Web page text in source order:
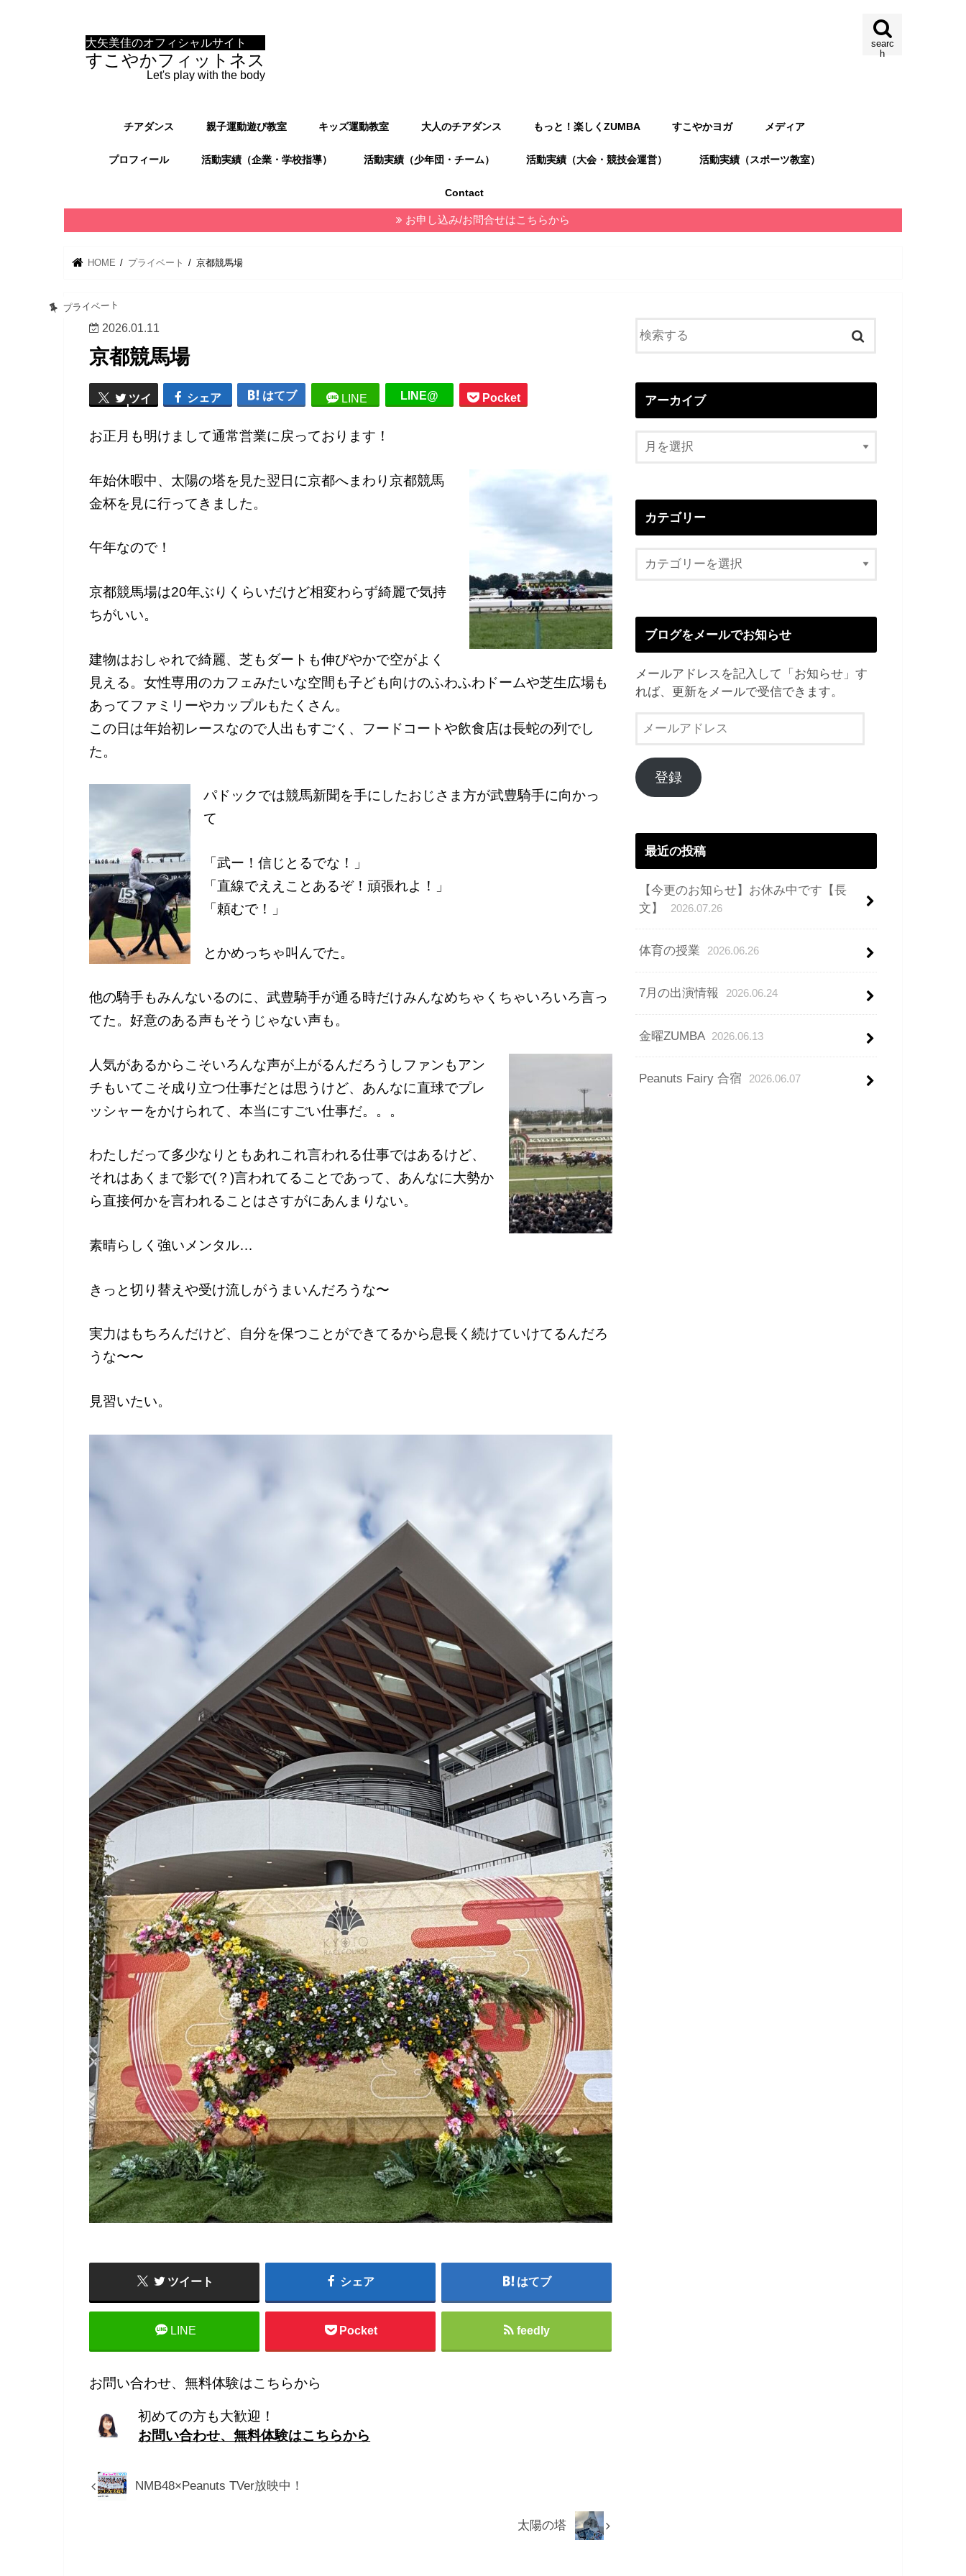
大矢美佳のオフィシャルサイト
すこやかフィットネス
Let's play with the body
searc
h
チアダンス 親子運動遊び教室 キッズ運動教室 大人のチアダンス もっと！楽しくZUMBA すこやかヨガ メディア
プロフィール 活動実績（企業・学校指導） 活動実績（少年団・チーム） 活動実績（大会・競技会運営） 活動実績（スポーツ教室）
Contact
お申し込み/お問合せはこちらから
HOME プライベート 京都競馬場
プライベート
2026.01.11
京都競馬場
ツイ
ート
シェア はてブ LINE LINE@ Pocket
お正月も明けまして通常営業に戻っております！
年始休暇中、太陽の塔を見た翌日に京都へまわり京都競馬
金杯を見に行ってきました。
午年なので！
京都競馬場は20年ぶりくらいだけど相変わらず綺麗で気持
ちがいい。
建物はおしゃれで綺麗、芝もダートも伸びやかで空がよく
見える。女性専用のカフェみたいな空間も子ども向けのふわふわドームや芝生広場も
あってファミリーやカップルもたくさん。
この日は年始初レースなので人出もすごく、フードコートや飲食店は長蛇の列でし
た。
パドックでは競馬新聞を手にしたおじさま方が武豊騎手に向かっ
て
「武ー！信じとるでな！」
「直線でええことあるぞ！頑張れよ！」
「頼むで！」
とかめっちゃ叫んでた。
他の騎手もみんないるのに、武豊騎手が通る時だけみんなめちゃくちゃいろいろ言っ
てた。好意のある声もそうじゃない声も。
人気があるからこそいろんな声が上がるんだろうしファンもアン
チもいてこそ成り立つ仕事だとは思うけど、あんなに直球でプレ
ッシャーをかけられて、本当にすごい仕事だ。。。
わたしだって多少なりともあれこれ言われる仕事ではあるけど、
それはあくまで影で(？)言われてることであって、あんなに大勢か
ら直接何かを言われることはさすがにあんまりない。
素晴らしく強いメンタル…
きっと切り替えや受け流しがうまいんだろうな〜
実力はもちろんだけど、自分を保つことができてるから息長く続けていけてるんだろ
うな〜〜
見習いたい。
ツイート シェア はてブ
LINE Pocket feedly
お問い合わせ、無料体験はこちらから
初めての方も大歓迎！
お問い合わせ、無料体験はこちらから
NMB48×Peanuts TVer放映中！
太陽の塔
アーカイブ
カテゴリー
ブログをメールでお知らせ
メールアドレスを記入して「お知らせ」す
れば、更新をメールで受信できます。
ル
ア
ド
登録
最近の投稿
【今更のお知らせ】お休み中です【長
文】
2026.07.26
体育の授業 2026.06.26
7月の出演情報 2026.06.24
金曜ZUMBA 2026.06.13
Peanuts Fairy 合宿 2026.06.07